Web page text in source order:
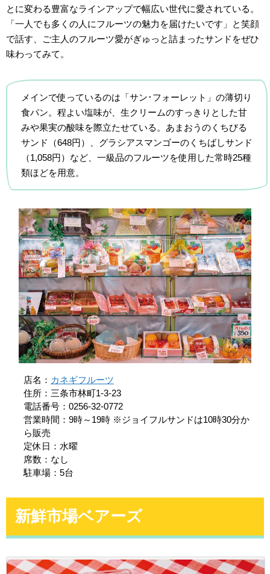
とに変わる豊富なラインアップで幅広い世代に愛されている。
「一人でも多くの人にフルーツの魅力を届けたいです」と笑顔
で話す、ご主人のフルーツ愛がぎゅっと詰まったサンドをぜひ
味わってみて。
メインで使っているのは「サン･フォーレット」の薄切り
食パン。程よい塩味が、生クリームのすっきりとした甘
みや果実の酸味を際立たせている。あまおうのくちびる
サンド（648円）、グラシアスマンゴーのくちばしサンド
（1,058円）など、一級品のフルーツを使用した常時25種
類ほどを用意。
店名： カネギフルーツ
住所：三条市林町1-3-23
電話番号：0256-32-0772
営業時間：9時～19時 ※ジョイフルサンドは10時30分か
ら販売
定休日：水曜
席数：なし
駐車場：5台
新鮮市場ベアーズ